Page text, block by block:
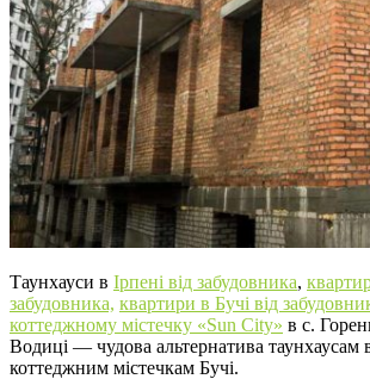
Таунхауси в Ірпені від забудовника,
забудовника, квартири в Бучі від
коттеджному містечку «Sun City» в с.
Водиці — чудова альтернатива таунхаусам
коттеджним містечкам Бучі.